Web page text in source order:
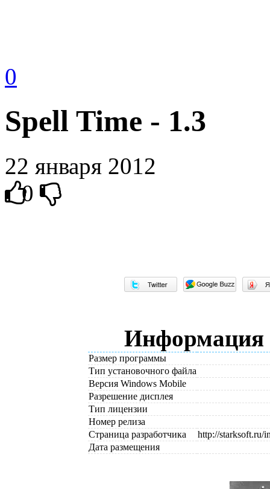
0
Spell Time - 1.3
22 января 2012
0
Информация
Размер программы
Тип установочного файла
Версия Windows Mobile
Разрешение дисплея
Тип лицензии
Номер релиза
Страница разработчика
http://starksoft.ru/
Дата размещения